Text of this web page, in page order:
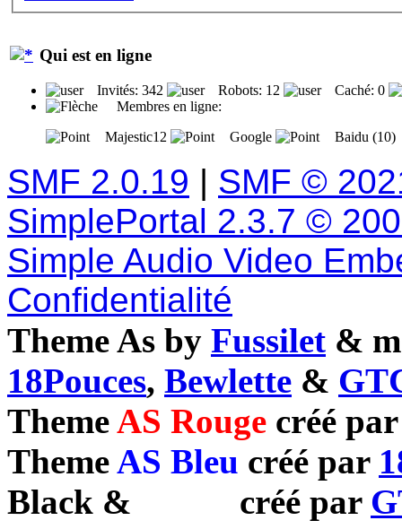
Qui est en ligne
Invités: 342 Robots: 12
Caché: 0
Membres en ligne:
Majestic12
Google Baidu (10)
SMF 2.0.19 | SMF ©
SimplePortal 2.3.7 ©
Simple Audio Video
Confidentialité
Theme As by Fussilet &
18Pouces, Bewlette &
Theme AS Rouge créé
Theme AS Bleu créé par
Black & créé par